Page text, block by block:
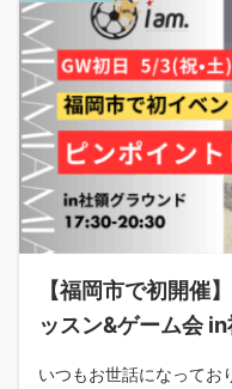
【福岡市で初開催
ッスン&ゲーム会
いつもお世話になってお